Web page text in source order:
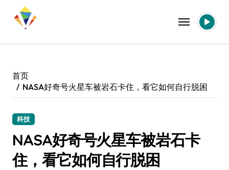
首页
NASA好奇号火星车被岩石卡住，看它如何自行脱困
科技
NASA好奇号火星车被岩石卡
住，看它如何自行脱困